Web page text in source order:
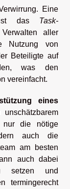
Eine
ist das Task-
aller
Nutzung von
Beteiligte auf
was den
vereinfacht.
eines
die nötige
auch die
am besten
auch dabei
setzen und
termingerecht